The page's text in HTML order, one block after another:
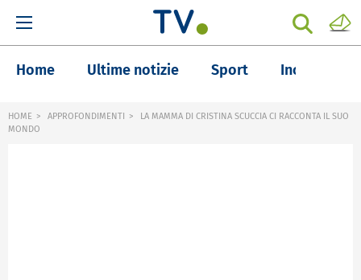
Home Ultime notizie Sport Inchieste
HOME APPROFONDIMENTI
LA MAMMA DI CRISTINA SCUCCIA CI RACCONTA IL SUO
MONDO